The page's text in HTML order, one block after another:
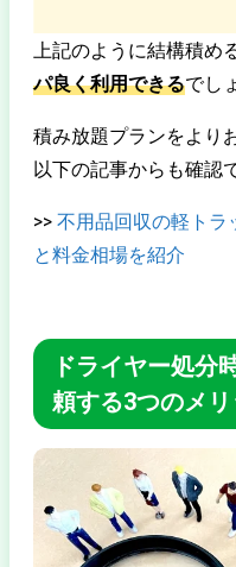
上記のように結構積め
パ良く利用できるでし
積み放題プランをより
以下の記事からも確認
>> 不用品回収の軽トラ
と料金相場を紹介
ドライヤー処分
頼する3つのメリ